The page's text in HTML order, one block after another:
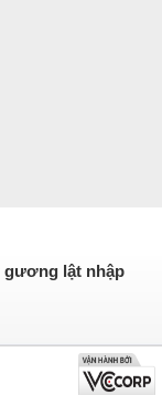
gương lật nhập